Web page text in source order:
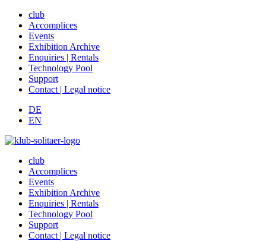
club
Accomplices
Events
Exhibition Archive
Enquiries | Rentals
Technology Pool
Support
Contact | Legal notice
DE
EN
club
Accomplices
Events
Exhibition Archive
Enquiries | Rentals
Technology Pool
Support
Contact | Legal notice